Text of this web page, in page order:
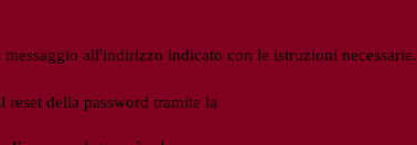
all'indirizzo indicato con le istruzioni necessarie.
della password tramite la